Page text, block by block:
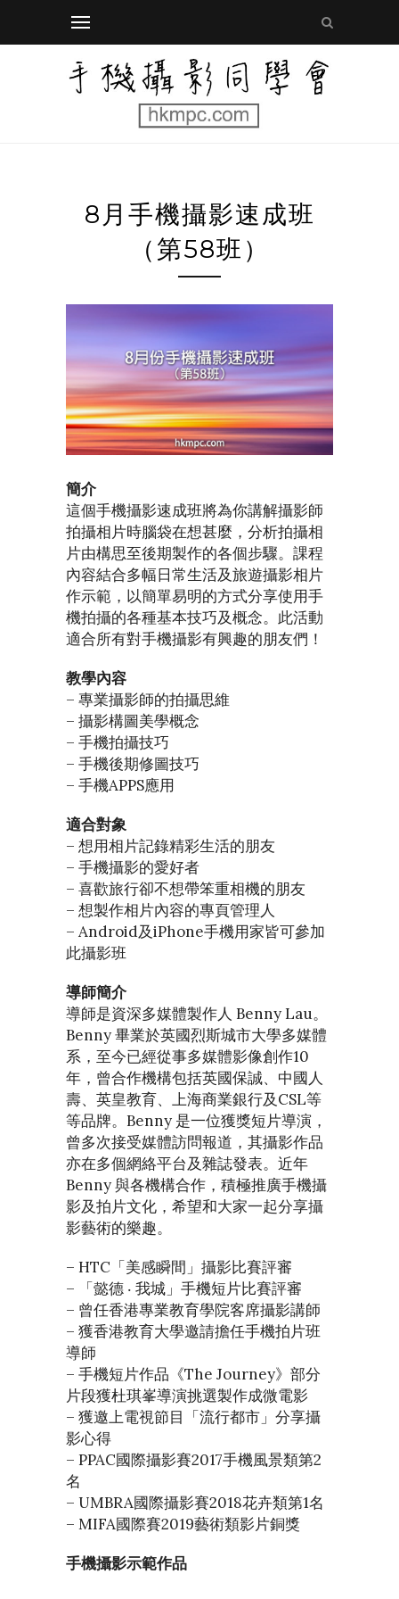
8月手機攝影速成班
（第58班）
簡介
這個手機攝影速成班將為你講解攝影師
拍攝相片時腦袋在想甚麼，分析拍攝相
片由構思至後期製作的各個步驟。課程
內容結合多幅日常生活及旅遊攝影相片
作示範，以簡單易明的方式分享使用手
機拍攝的各種基本技巧及概念。此活動
適合所有對手機攝影有興趣的朋友們！
教學內容
– 專業攝影師的拍攝思維
– 攝影構圖美學概念
– 手機拍攝技巧
– 手機後期修圖技巧
– 手機APPS應用
適合對象
– 想用相片記錄精彩生活的朋友
– 手機攝影的愛好者
– 喜歡旅行卻不想帶笨重相機的朋友
– 想製作相片內容的專頁管理人
– Android及iPhone手機用家皆可參加
此攝影班
導師簡介
導師是資深多媒體製作人 Benny Lau。
Benny 畢業於英國烈斯城市大學多媒體
系，至今已經從事多媒體影像創作10
年，曾合作機構包括英國保誠、中國人
壽、英皇教育、上海商業銀行及CSL等
等品牌。Benny 是一位獲獎短片導演，
曾多次接受媒體訪問報道，其攝影作品
亦在多個網絡平台及雜誌發表。近年
Benny 與各機構合作，積極推廣手機攝
影及拍片文化，希望和大家一起分享攝
影藝術的樂趣。
– HTC「美感瞬間」攝影比賽評審
– 「懿德 ‧ 我城」手機短片比賽評審
– 曾任香港專業教育學院客席攝影講師
– 獲香港教育大學邀請擔任手機拍片班
導師
– 手機短片作品《The Journey》部分
片段獲杜琪峯導演挑選製作成微電影
– 獲邀上電視節目「流行都市」分享攝
影心得
– PPAC國際攝影賽2017手機風景類第2
名
– UMBRA國際攝影賽2018花卉類第1名
– MIFA國際賽2019藝術類影片銅獎
手機攝影示範作品